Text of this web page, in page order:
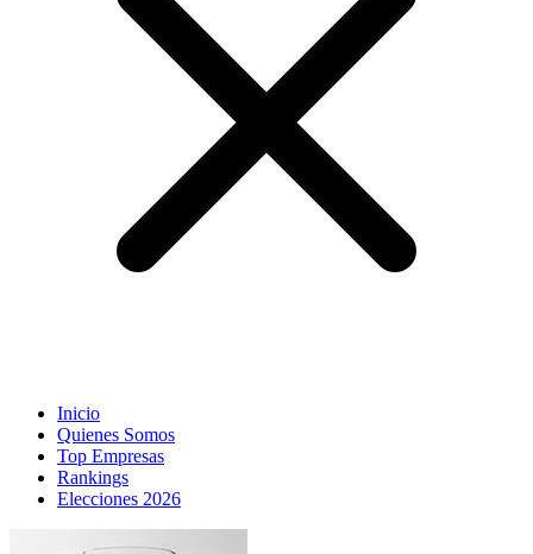
Inicio
Quienes Somos
Top Empresas
Rankings
Elecciones 2026